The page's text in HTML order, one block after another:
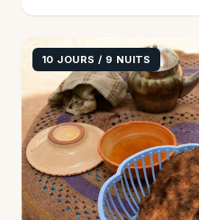
10 JOURS / 9 NUITS